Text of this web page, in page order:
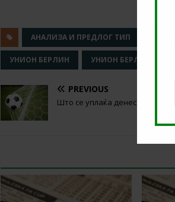
АНАЛИЗА И ПРЕДЛОГ ТИП
УНИОН БЕРЛИН УНИОН БЕРЛИН -
PREVIOUS
Што се уплаќа денес?